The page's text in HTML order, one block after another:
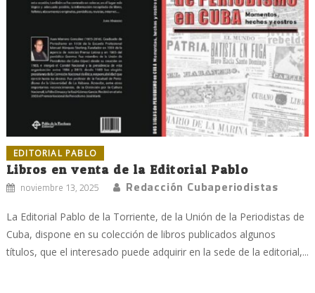
EDITORIAL PABLO
Libros en venta de la Editorial Pablo
noviembre 13, 2025 Redacción Cubaperiodistas
La Editorial Pablo de la Torriente, de la Unión de la Periodistas de
Cuba, dispone en su colección de libros publicados algunos
títulos, que el interesado puede adquirir en la sede de la editorial,...